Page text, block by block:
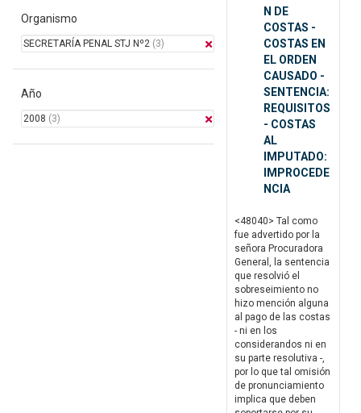
Organismo
SECRETARÍA PENAL STJ Nº2 (3)
Año
2008 (3)
N DE
COSTAS -
COSTAS EN
EL ORDEN
CAUSADO -
SENTENCIA:
REQUISITOS
- COSTAS
AL
IMPUTADO:
IMPROCEDE
NCIA
<48040> Tal como
fue advertido por la
señora Procuradora
General, la sentencia
que resolvió el
sobreseimiento no
hizo mención alguna
al pago de las costas
- ni en los
considerandos ni en
su parte resolutiva -,
por lo que tal omisión
de pronunciamiento
implica que deben